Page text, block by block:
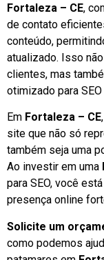
Fortaleza – CE,
de contato
conteúdo,
atualizado. Isso
clientes, mas
otimizado para
Em Fortaleza – CE
site que não só
também seja uma
Ao investir em uma
para SEO, você
presença online
Solicite um
como podemos